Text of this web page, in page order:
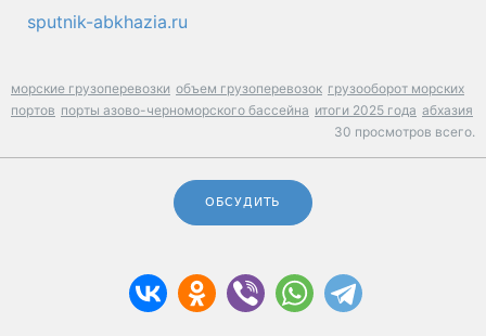
sputnik-abkhazia.ru
морские грузоперевозки объем грузоперевозок грузооборот морских
портов порты азово-черноморского бассейна итоги 2025 года абхазия
30 просмотров всего.
ОБСУДИТЬ